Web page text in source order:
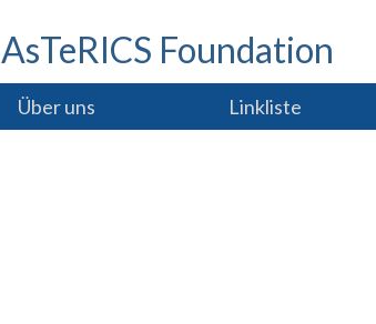
AsTeRICS Foundation
Über uns Linkliste